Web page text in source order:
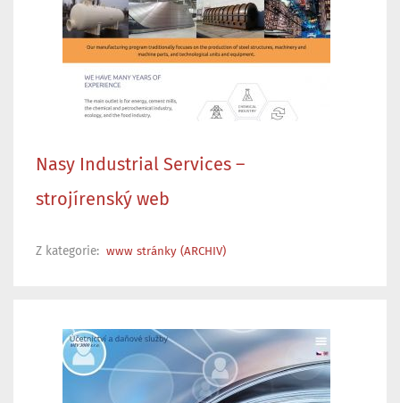
Nasy Industrial Services –
strojírenský web
Z kategorie: www stránky (ARCHIV)